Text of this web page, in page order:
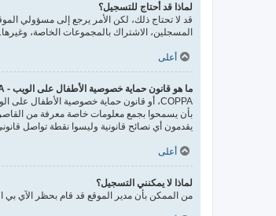
لماذا قد أحتاج للتسجيل؟
قد لا تحتاج ذلك، لكن الأمر يرجع إلى مسؤولي
المسجلين، الاشتراك بالمجموعات الخاصة،
أعلى
ما هو قانون حماية خصوصية الأطفال على الويب - COPPA؟
يقدمون أي نصائح قانونية وليسوا نقطة تواصل
أعلى
لماذا لا يمكنني التسجيل؟
من الممكن بأن مدير الموقع قد قام بحظر الآي